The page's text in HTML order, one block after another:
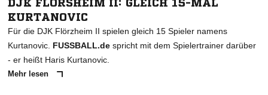
DJK FLÖRSHEIM II: GLEICH 15-MAL
KURTANOVIC
Für die DJK Flörzheim II spielen gleich 15 Spieler namens
Kurtanovic. FUSSBALL.de spricht mit dem Spielertrainer darüber
- er heißt Haris Kurtanovic.
Mehr lesen